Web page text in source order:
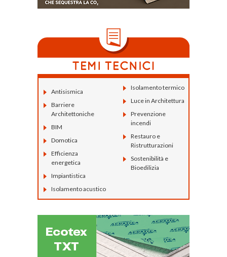
Antisismica
Barriere
Architettoniche
BIM
Domotica
Efficienza
energetica
Impiantistica
Isolamento acustico
Isolamento termico
Luce in Architettura
Prevenzione
incendi
Restauro e
Ristrutturazioni
Sostenibilità e
Bioedilizia